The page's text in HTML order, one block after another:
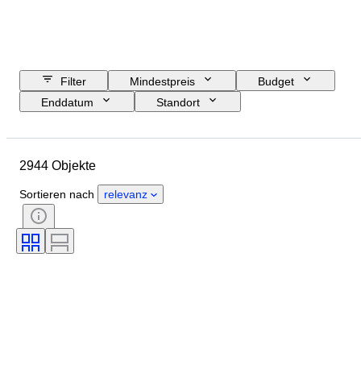
Filter Mindestpreis
Budget
Enddatum
Standort
Material
Periode
Zertifikat
Feingehalt
Farbe
Angegebene Größe
2944 Objekte
Sortieren nach relevanz